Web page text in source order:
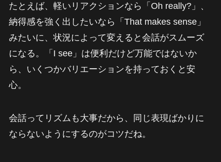
たとえば、軽いリアクションなら「Oh really?」、
納得感を強く出したいなら「That makes sense」
みたいに、状況によって変えると会話がスムーズ
になる。「I see」は便利だけど万能ではないか
ら、いくつかバリエーションを持っておくと安
心。
会話ってリズムも大事だから、同じ表現ばかりに
ならないようにするのがコツだね。